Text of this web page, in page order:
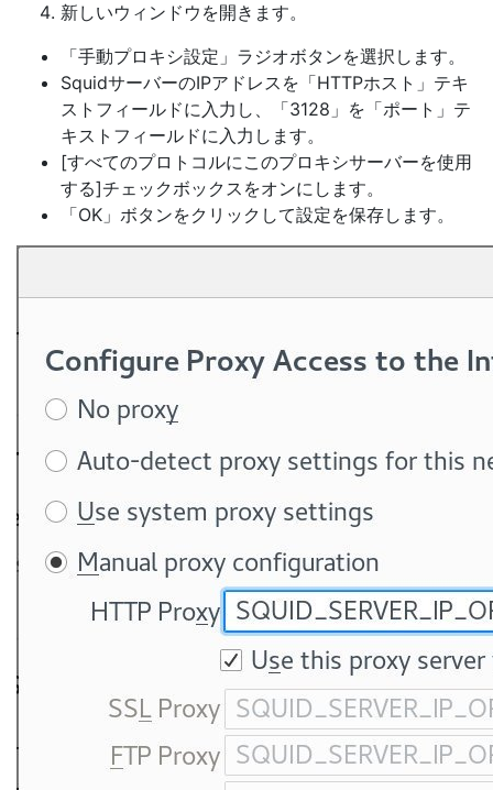
新しいウィンドウを開きます。
「手動プロキシ設定」ラジオボタンを選択します。
SquidサーバーのIPアドレスを「HTTPホスト」テキ
ストフィールドに入力し、「3128」を「ポート」テ
キストフィールドに入力します。
[すべてのプロトコルにこのプロキシサーバーを使用
する]チェックボックスをオンにします。
「OK」ボタンをクリックして設定を保存します。